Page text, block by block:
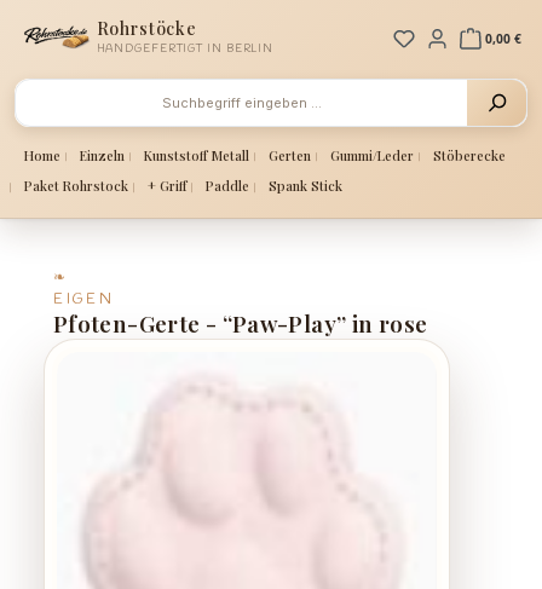
Zum Hauptinhalt springen
Rohrstöcke
HANDGEFERTIGT IN BERLIN
Home Einzeln Kunststoff Metall Gerten Gummi/Leder
Stöberecke
Paket Rohrstock
+ Griff Paddle Spank Stick
Du hast 00,00 €
Pfoten-Gerte - “Paw-Play” in rose
EIGEN